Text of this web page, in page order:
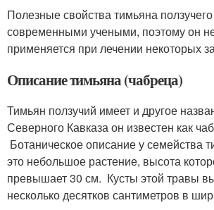
Полезные свойства тимьяна
современными учеными, поэтому он
применяется при лечении некоторых
Описание тимьяна (чабреца)
Тимьян ползучий имеет и другое
Северного Кавказа он известен как
Ботаническое описание у семейства
это небольшое растение, высота
превышает 30 см. Кусты этой травы
несколько десятков сантиметров в